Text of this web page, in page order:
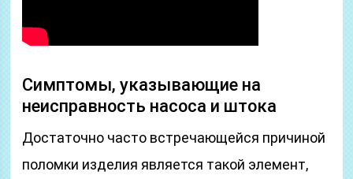
Симптомы, указывающие на
неисправность насоса и штока
Достаточно часто встречающейся причиной
поломки изделия является такой элемент,